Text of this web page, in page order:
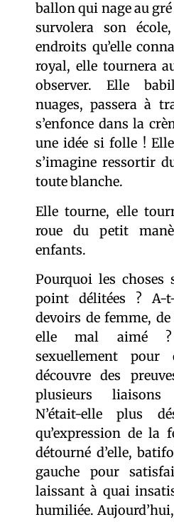
ballon qui nage au
survolera son
endroits qu’elle
royal, elle tournera
observer. Elle
nuages, passera à
s’enfonce dans la
une idée si folle !
s’imagine ressortir
toute blanche.
Elle tourne, elle
roue du petit
enfants.
Pourquoi les choses
point délitées ? A-
devoirs de femme, de
elle mal aimé
sexuellement pour
découvre des
plusieurs liaisons
N’était-elle plus
qu’expression de la
détourné d’elle,
gauche pour
laissant à quai
humiliée.